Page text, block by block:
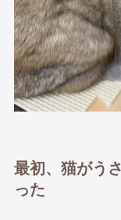
最初、猫がう
った